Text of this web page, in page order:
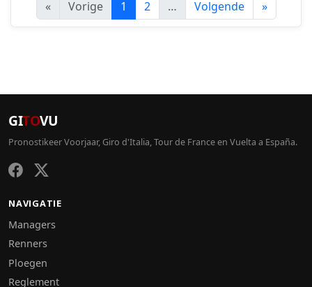
«
Vorige 1 2 … Volgende »
GITOVU
Pronostikeer Voorjaar, Giro d'Italia, Tour de France en Vuelta a España.
NAVIGATIE
Managers
Renners
Ploegen
Reglement